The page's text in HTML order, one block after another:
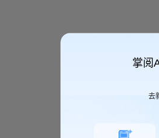
掌阅
去